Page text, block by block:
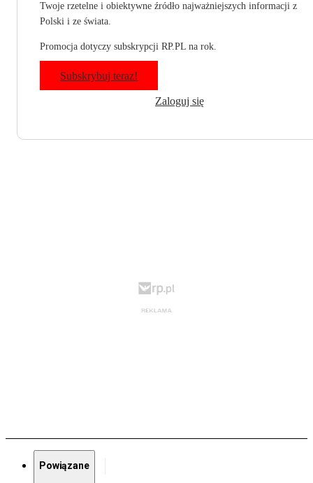
Twoje rzetelne i obiektywne źródło najważniejszych informacji z
Polski i ze świata.
Promocja dotyczy subskrypcji RP.PL na rok.
Subskrybuj teraz!
Zaloguj się
Powiązane